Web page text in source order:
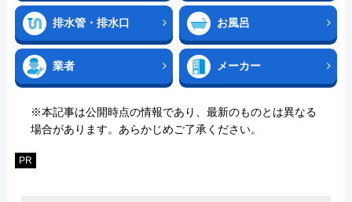
排水管・排水口 お風呂
業者 メーカー
※本記事は公開時点の情報であり、最新のものとは異なる
場合があります。あらかじめご了承ください。
PR